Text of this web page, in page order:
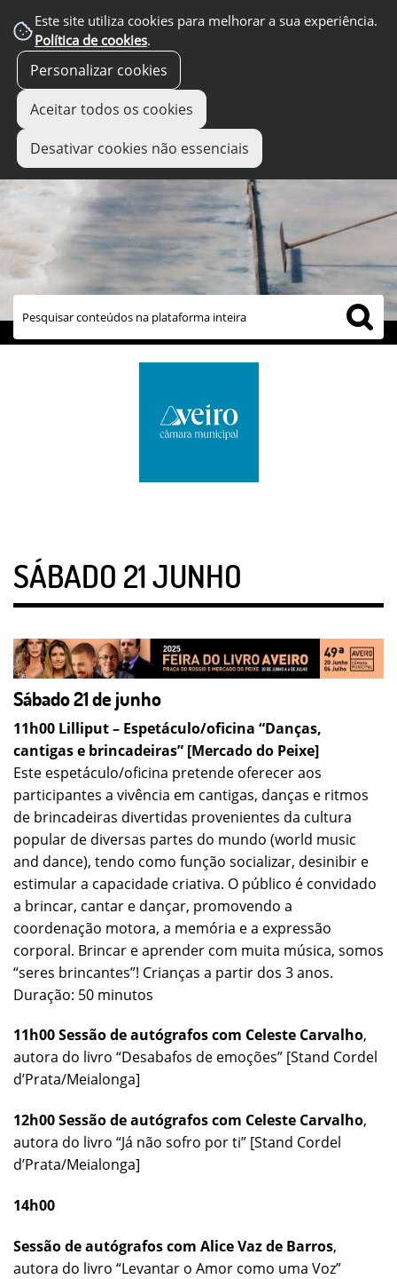
Este site utiliza cookies para melhorar a sua experiência.
Política de cookies.
Personalizar cookies
Aceitar todos os cookies
Desativar cookies não essenciais
links úteis
SÁBADO 21 JUNHO
Sábado 21 de junho
11h00 Lilliput – Espetáculo/oficina “Danças,
cantigas e brincadeiras” [Mercado do Peixe]
Este espetáculo/oficina pretende oferecer aos
participantes a vivência em cantigas, danças e ritmos
de brincadeiras divertidas provenientes da cultura
popular de diversas partes do mundo (world music
and dance), tendo como função socializar, desinibir e
estimular a capacidade criativa. O público é convidado
a brincar, cantar e dançar, promovendo a
coordenação motora, a memória e a expressão
corporal. Brincar e aprender com muita música, somos
“seres brincantes”! Crianças a partir dos 3 anos.
Duração: 50 minutos
11h00 Sessão de autógrafos com Celeste Carvalho,
autora do livro “Desabafos de emoções” [Stand Cordel
d’Prata/Meialonga]
12h00 Sessão de autógrafos com Celeste Carvalho,
autora do livro “Já não sofro por ti” [Stand Cordel
d’Prata/Meialonga]
14h00
Sessão de autógrafoscom Alice Vaz de Barros,
autora do livro “Levantar o Amor como uma Voz”